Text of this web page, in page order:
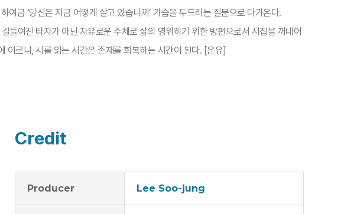
금 ‘당신은 지금 어떻게 살고 있습니까’ 가슴을 두드리는 질문으로 다가온다.
들여진 타자가 아닌 자유로운 주체로 삶의 영위하기 위한 방편으로서 시집을 꺼내어
이르니, 시를 읽는 시간은 존재를 회복하는 시간이 된다. [은유]​
Credit
Producer Lee Soo-jung